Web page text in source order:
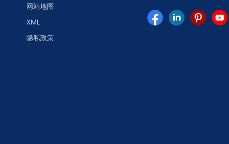
网站地图
XML
隐私政策